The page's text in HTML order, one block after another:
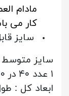
کار می
سایز
سایز
۱ عدد ۴۰ در ۶۰ و ۲عدد ۳۰ در ۴۰
ابعاد کل : طول ۱۳۵ در ارتفاع ۴۳